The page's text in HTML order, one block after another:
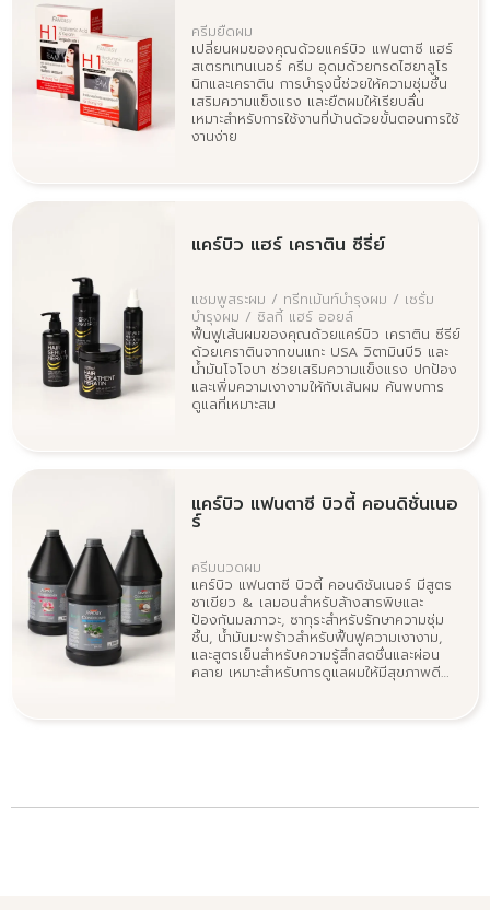
ครีมยืดผม
เปลี่ยนผมของคุณด้วยแคร์บิว แฟนตาซี แฮร์
สเตรทเทนเนอร์ ครีม อุดมด้วยกรดไฮยาลูโร
นิกและเคราติน การบำรุงนี้ช่วยให้ความชุ่มชื้น
เสริมความแข็งแรง และยืดผมให้เรียบลื่น
เหมาะสำหรับการใช้งานที่บ้านด้วยขั้นตอนการใช้
งานง่าย
แคร์บิว แฮร์ เคราติน ซีรี่ย์
แชมพูสระผม / ทรีทเม้นท์บำรุงผม / เซรั่ม
บำรุงผม / ซิลกี้ แฮร์ ออยล์
ฟื้นฟูเส้นผมของคุณด้วยแคร์บิว เคราติน ซีรีย์
ด้วยเคราตินจากขนแกะ USA วิตามินบี5 และ
น้ำมันโจโจบา ช่วยเสริมความแข็งแรง ปกป้อง
และเพิ่มความเงางามให้กับเส้นผม ค้นพบการ
ดูแลที่เหมาะสม
แคร์บิว แฟนตาซี บิวตี้ คอนดิชั่นเนอ
ร์
ครีมนวดผม
แคร์บิว แฟนตาซี บิวตี้ คอนดิชันเนอร์ มีสูตร
ชาเขียว & เลมอนสำหรับล้างสารพิษและ
ป้องกันมลภาวะ, ซากุระสำหรับรักษาความชุ่ม
ชื้น, น้ำมันมะพร้าวสำหรับฟื้นฟูความเงางาม,
และสูตรเย็นสำหรับความรู้สึกสดชื่นและผ่อน
คลาย เหมาะสำหรับการดูแลผมให้มีสุขภาพดี